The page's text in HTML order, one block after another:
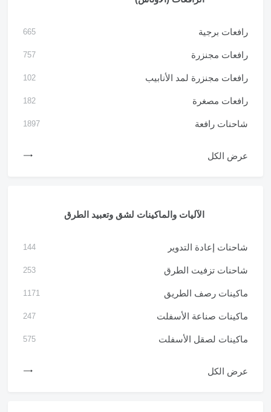
رافعات برجية 665
رافعات مجنزرة 757
رافعات مجنزرة لمد الأنابيب 102
رافعات مصغرة 182
شاحنات رافعة 1897
عرض الكل
الآليات والماكينات لشق وتعبيد الطرق
شاحنات إعادة التدوير 144
شاحنات تزفيت الطرق 253
ماكينات رصف الطريق 1171
ماكينات صناعة الأسفلت 247
ماكينات لصقل الأسفلت 575
عرض الكل